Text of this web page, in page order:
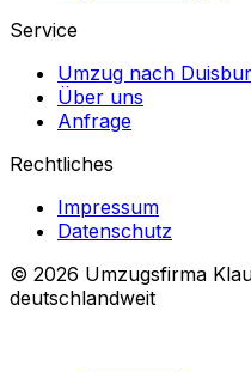
Service
Umzug nach
Über uns
Anfrage
Rechtliches
Impressum
Datenschutz
© 2026 Umzugsfirma
deutschlandweit